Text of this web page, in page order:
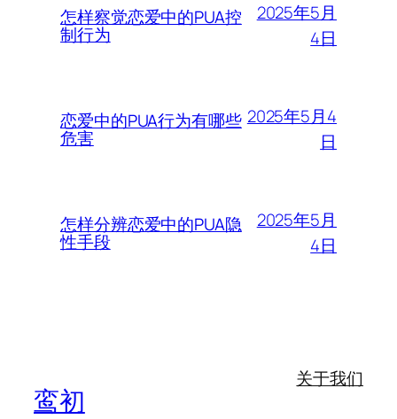
怎样察觉恋爱中的PUA控
制行为
2025年5月
4日
恋爱中的PUA行为有哪些
危害
2025年5月4
日
怎样分辨恋爱中的PUA隐
性手段
2025年5月
4日
鸾初
关于我们